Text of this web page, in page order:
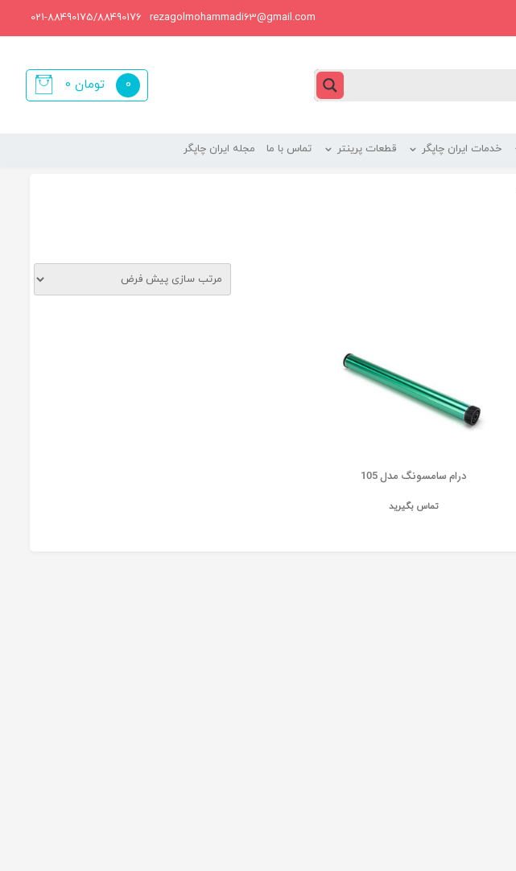
rezagolmohammadi63@gmail.com
021-88490175/88490176
0 تومان
0
خدمات ایران چاپگر قطعات پرینتر تماس با ما مجله ایران چاپگر
درام سامسونگ مدل 105
تماس بگیرید